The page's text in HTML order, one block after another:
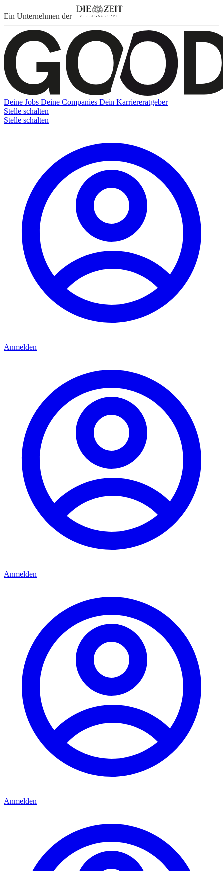
Ein Unternehmen der
Deine Jobs Deine Companies Dein Karriereratgeber
Stelle schalten
Stelle schalten
Anmelden
Anmelden
Anmelden